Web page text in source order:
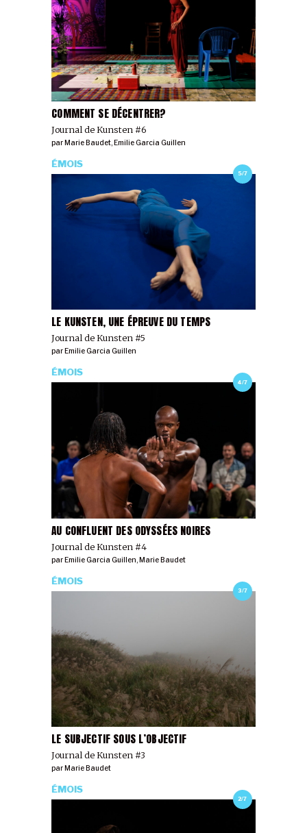
COMMENT SE DÉCENTRER?
Journal de Kunsten #6
parMarie Baudet,Emilie Garcia Guillen
5/7
LE KUNSTEN, UNE ÉPREUVE DU TEMPS
Journal de Kunsten #5
ÉMOIS
par Emilie Garcia Guillen
4/7
AU CONFLUENT DES ODYSSÉES NOIRES
Journal de Kunsten #4
ÉMOIS
parEmilie Garcia Guillen,Marie Baudet
3/7
LE SUBJECTIF SOUS L’OBJECTIF
Journal de Kunsten #3
ÉMOIS
parMarie Baudet
2/7
ÉMOIS